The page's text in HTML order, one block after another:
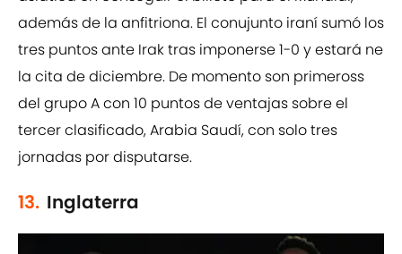
además de la anfitriona. El conujunto iraní sumó los
tres puntos ante Irak tras imponerse 1-0 y estará ne
la cita de diciembre. De momento son primeross
del grupo A con 10 puntos de ventajas sobre el
tercer clasificado, Arabia Saudí, con solo tres
jornadas por disputarse.
13. Inglaterra